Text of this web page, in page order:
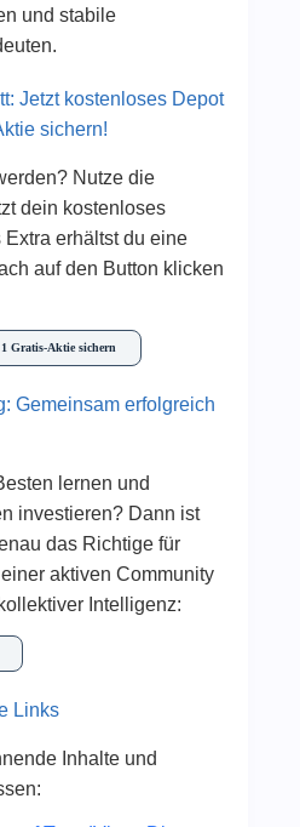
und stabile
Jetzt kostenloses Depot
sichern!
Nutze die
dein kostenloses
erhältst du eine
auf den Button klicken
Gratis-Aktie sichern
Gemeinsam erfolgreich
lernen und
investieren? Dann ist
das Richtige für
aktiven Community
Intelligenz:
Links
Inhalte und